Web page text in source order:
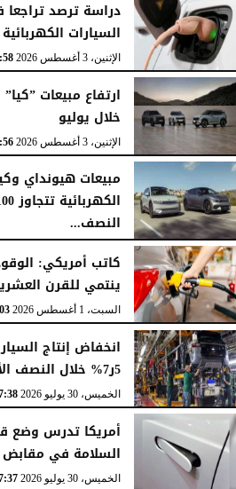
دراسة ترصد
السيارات
الإثنين، 3 أغسطس 2026
خلال يوليو
الإثنين، 3 أغسطس 2026
مبيعات هيونداي
النصف...
الأحد، 2 أغسطس 2026 06:17 مـ
كاتب أمريكي:
ينتمي للقرن
السبت، 1 أغسطس 2026
انخفاض إنتاج
5ر7% خلال النصف الأول
الخميس، 30 يوليو 2026 07:38
أمريكا تدرس وضع
السلامة في مقابض
الخميس، 30 يوليو 2026 07:37